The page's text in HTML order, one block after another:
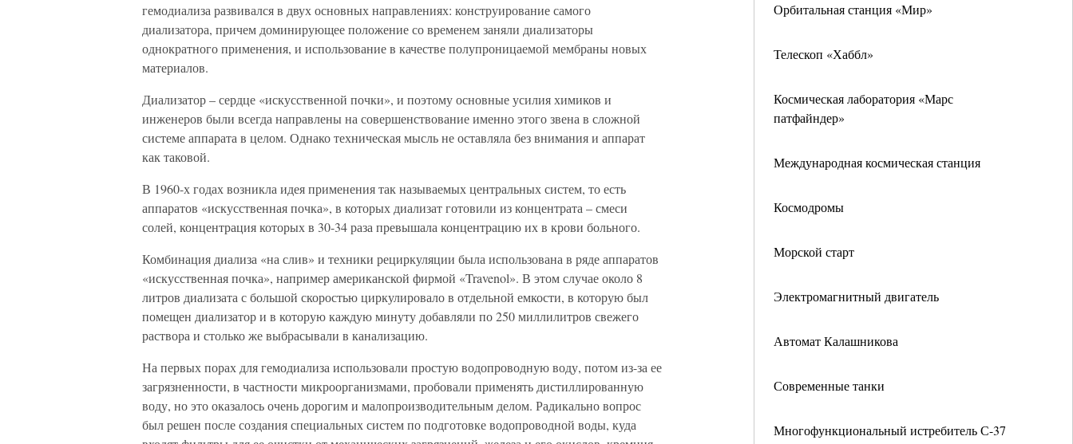
Орбитальная станция «Мир»
Телескоп «Хаббл»
Космическая лаборатория «Марс
патфайндер»
Международная космическая станция
Космодромы
Морской старт
Электромагнитный двигатель
Автомат Калашникова
Современные танки
Многофункциональный истребитель С-37
гемодиализа развивался в двух основных направлениях: конструирование самого
диализатора, причем доминирующее положение со временем заняли диализаторы
однократного применения, и использование в качестве полупроницаемой мембраны новых
материалов.
Диализатор – сердце «искусственной почки», и поэтому основные усилия химиков и
инженеров были всегда направлены на совершенствование именно этого звена в сложной
системе аппарата в целом. Однако техническая мысль не оставляла без внимания и аппарат
как таковой.
В 1960-х годах возникла идея применения так называемых центральных систем, то есть
аппаратов «искусственная почка», в которых диализат готовили из концентрата – смеси
солей, концентрация которых в 30-34 раза превышала концентрацию их в крови больного.
Комбинация диализа «на слив» и техники рециркуляции была использована в ряде аппаратов
«искусственная почка», например американской фирмой «Travenol». В этом случае около 8
литров диализата с большой скоростью циркулировало в отдельной емкости, в которую был
помещен диализатор и в которую каждую минуту добавляли по 250 миллилитров свежего
раствора и столько же выбрасывали в канализацию.
На первых порах для гемодиализа использовали простую водопроводную воду, потом из-за ее
загрязненности, в частности микроорганизмами, пробовали применять дистиллированную
воду, но это оказалось очень дорогим и малопроизводительным делом. Радикально вопрос
был решен после создания специальных систем по подготовке водопроводной воды, куда